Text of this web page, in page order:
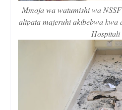
Mmoja wa watumishi wa
alipata majeruhi akibebwa kwa
Hospitali